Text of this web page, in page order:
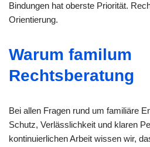
Bindungen hat oberste Priorität.
Orientierung.
Warum familum
Rechtsberatung
Bei allen Fragen rund um familiäre
Schutz, Verlässlichkeit und klaren
kontinuierlichen Arbeit wissen wir,